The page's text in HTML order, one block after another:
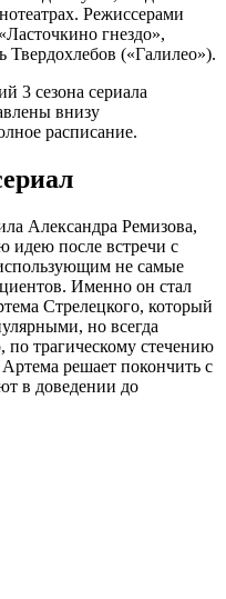
Режиссерами
гнездо»,
(«Галилео»).
3 сезона сериала
внизу
расписание.
Александра Ремизова,
идею после встречи с
не самые
Именно он стал
Стрелецкого, который
но всегда
трагическому стечению
решает покончить с
в доведении до